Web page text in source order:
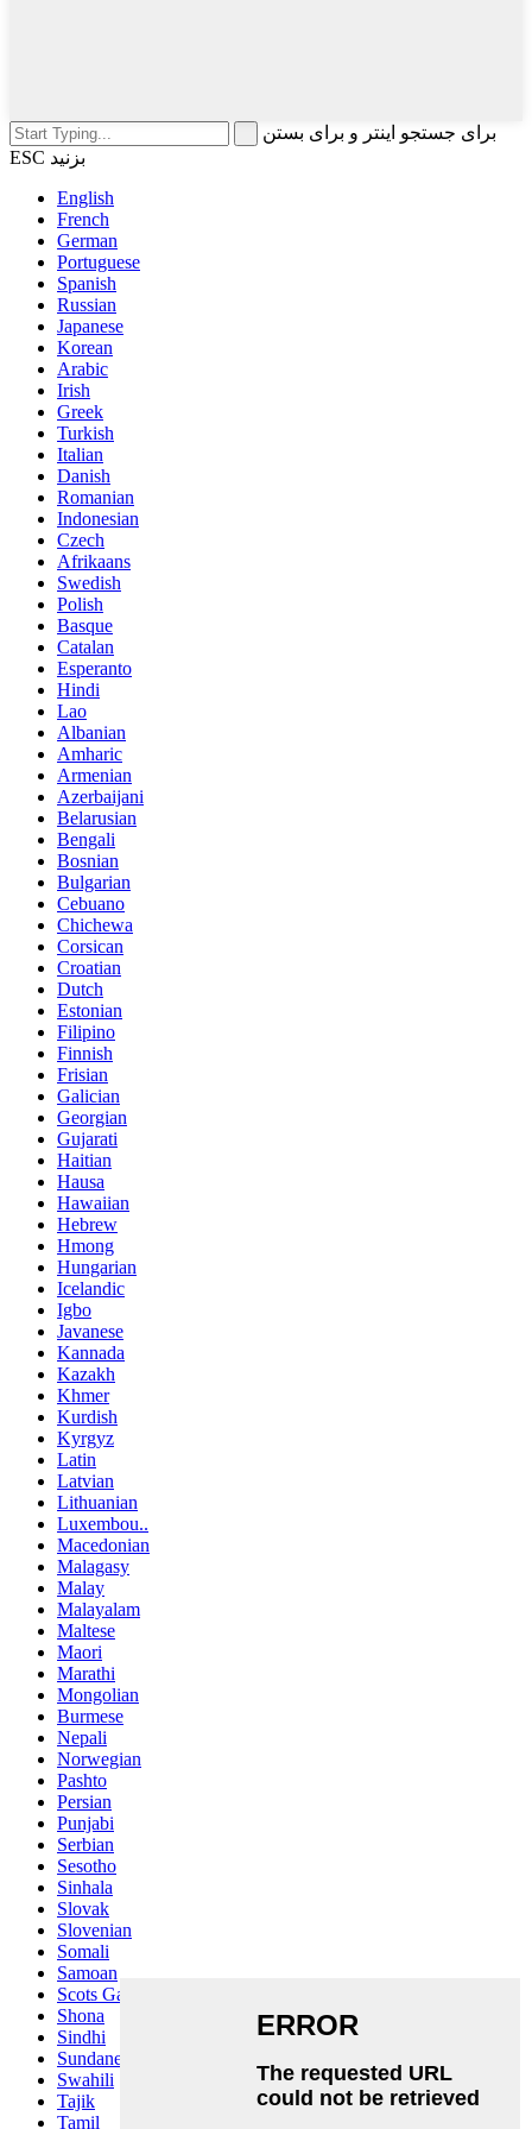
برای جستجو اینتر و برای بستن
ESC بزنید
English
French
German
Portuguese
Spanish
Russian
Japanese
Korean
Arabic
Irish
Greek
Turkish
Italian
Danish
Romanian
Indonesian
Czech
Afrikaans
Swedish
Polish
Basque
Catalan
Esperanto
Hindi
Lao
Albanian
Amharic
Armenian
Azerbaijani
Belarusian
Bengali
Bosnian
Bulgarian
Cebuano
Chichewa
Corsican
Croatian
Dutch
Estonian
Filipino
Finnish
Frisian
Galician
Georgian
Gujarati
Haitian
Hausa
Hawaiian
Hebrew
Hmong
Hungarian
Icelandic
Igbo
Javanese
Kannada
Kazakh
Khmer
Kurdish
Kyrgyz
Latin
Latvian
Lithuanian
Luxembou..
Macedonian
Malagasy
Malay
Malayalam
Maltese
Maori
Marathi
Mongolian
Burmese
Nepali
Norwegian
Pashto
Persian
Punjabi
Serbian
Sesotho
Sinhala
Slovak
Slovenian
Somali
Samoan
Scots Gaelic
Shona
Sindhi
Sundanese
Swahili
Tajik
Tamil